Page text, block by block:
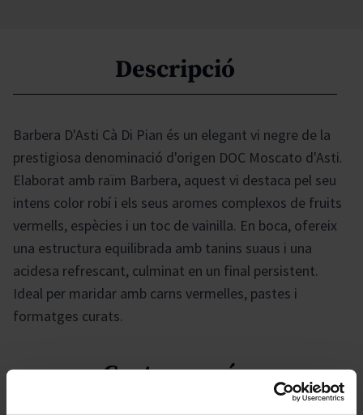
Descripció
Barbera D'Asti Cà Di Pian és un elegant vi negre de la
prestigiosa denominació d'origen DOC Moscato d'Asti.
Elaborat amb raïm Barbera, aquest vi destaca pel seu
intens color robí i els seus aromes complexos de fruits
vermells, espècies i un toc de vainilla. En boca, ofereix
una estructura equilibrada amb tanins suaus i una
acidesa refrescant, culminat en un final persistent.
Ideal per maridar amb carns vermelles, pastes i
formatges curats.
Gastronomía